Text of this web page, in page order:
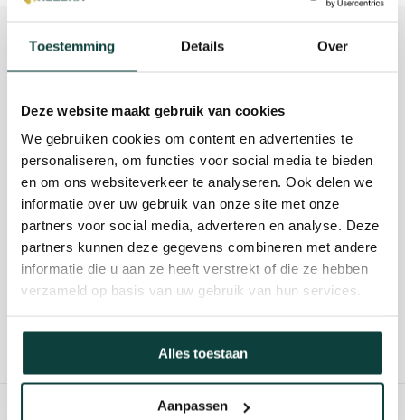
Toestemming Details Over
Deze website maakt gebruik van cookies
We gebruiken cookies om content en advertenties te
personaliseren, om functies voor social media te bieden
en om ons websiteverkeer te analyseren. Ook delen we
informatie over uw gebruik van onze site met onze
partners voor social media, adverteren en analyse. Deze
partners kunnen deze gegevens combineren met andere
informatie die u aan ze heeft verstrekt of die ze hebben
verzameld op basis van uw gebruik van hun services.
Alles toestaan
Aanpassen
Reviews
Kunnen we je helpen?
085-2121757
info@heebra.com